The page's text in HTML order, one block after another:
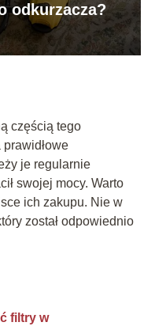
odkurzacza?
częścią tego
je regularnie
swojej mocy. Warto
ich zakupu. Nie w
został odpowiednio
filtry w